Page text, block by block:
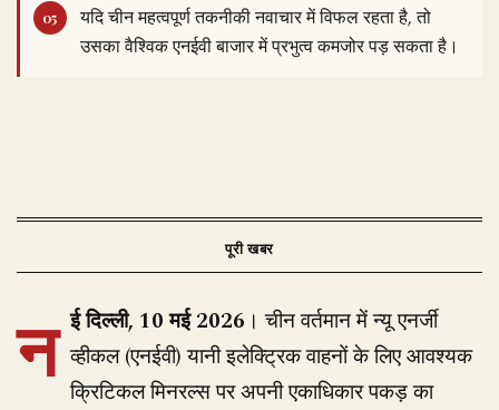
यदि चीन महत्वपूर्ण तकनीकी नवाचार में विफल रहता है, तो
उसका वैश्विक एनईवी बाजार में प्रभुत्व कमजोर पड़ सकता है।
न ई दिल्ली, 10 मई 2026 । चीन वर्तमान में न्यू एनर्जी
व्हीकल (एनईवी) यानी इलेक्ट्रिक वाहनों के लिए आवश्यक
क्रिटिकल मिनरल्स पर अपनी एकाधिकार पकड़ का